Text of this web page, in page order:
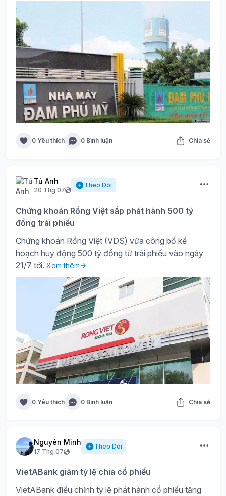
0 Yêu thích 0 Bình luận Chia sẻ
Tú Anh
20 Thg 07
Theo Dõi
Chứng khoán Rồng Việt sắp phát hành 500 tỷ
đồng trái phiếu
Chứng khoán Rồng Việt (VDS) vừa công bố kế
hoạch huy động 500 tỷ đồng từ trái phiếu vào ngày
21/7 tới. Xem thêm
0 Yêu thích 0 Bình luận Chia sẻ
Nguyên Minh
17 Thg 07
Theo Dõi
VietABank giảm tỷ lệ chia cổ phiếu
VietABank điều chỉnh tỷ lệ phát hành cổ phiếu tăng